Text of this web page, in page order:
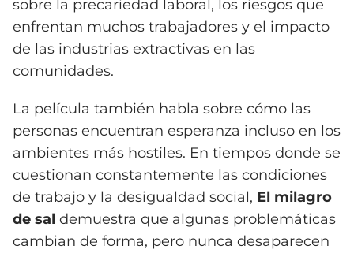
sobre la precariedad laboral, los riesgos que
enfrentan muchos trabajadores y el impacto
de las industrias extractivas en las
comunidades.
La película también habla sobre cómo las
personas encuentran esperanza incluso en los
ambientes más hostiles. En tiempos donde se
cuestionan constantemente las condiciones
de trabajo y la desigualdad social, El milagro
de sal demuestra que algunas problemáticas
cambian de forma, pero nunca desaparecen